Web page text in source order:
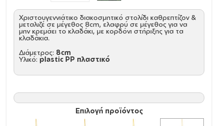
Χριστουγεννιάτικο διακοσμητικό στολίδι καθρεπτίζον &
μεταλιζέ σε μέγεθος 8cm, ελαφρύ σε μέγεθος για να
μην κρεμάει το κλαδάκι, με κορδόνι στήριξης για τα
κλαδάκια.
Διάμετρος: 8cm
Υλικό: plastic PP πλαστικό
Επιλογή προϊόντος